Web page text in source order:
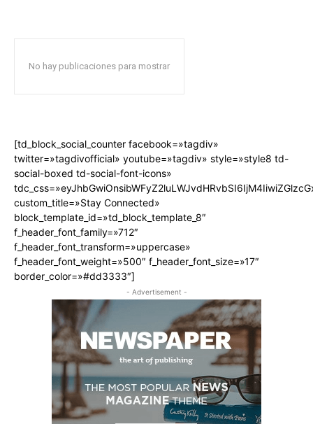
No hay publicaciones para mostrar
[td_block_social_counter facebook=»tagdiv»
twitter=»tagdivofficial» youtube=»tagdiv» style=»style8 td-
social-boxed td-social-font-icons»
custom_title=»Stay Connected»
block_template_id=»td_block_template_8″
f_header_font_family=»712″
f_header_font_transform=»uppercase»
f_header_font_weight=»500″ f_header_font_size=»17″
border_color=»#dd3333″]
- Advertisement -